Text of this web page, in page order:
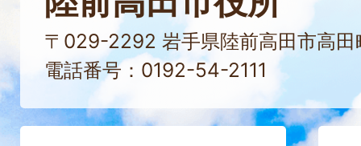
〒029-2292 岩手県陸前高田市高田
電話番号：0192-54-2111